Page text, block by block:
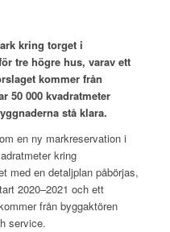
kring torget i
tre högre hus, varav ett
kommer från
50 000 kvadratmeter
stå klara.
en ny markreservation i
kring
med en detaljplan påbörjas,
2020–2021 och ett
från byggaktören
service.